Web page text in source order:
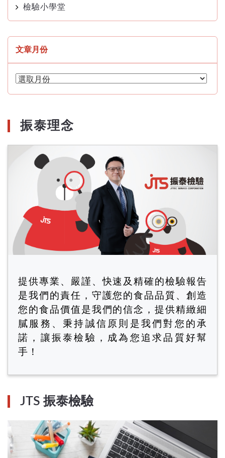
檢驗小學堂
文章月份
文
振泰理念
提供專業、嚴謹、快速及精確的檢驗報告
是我們的責任，守護您的食品品質、創造
您的食品價值是我們的信念，提供精緻細
膩服務、秉持誠信原則是我們對您的承
諾，讓振泰檢驗，成為您追求品質好幫
手！
JTS 振泰檢驗